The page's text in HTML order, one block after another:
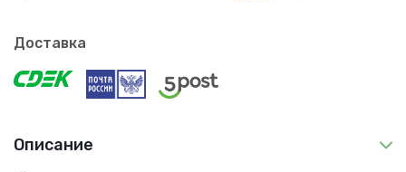
Доставка
Описание